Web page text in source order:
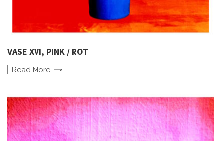
VASE XVI, PINK / ROT
Read More